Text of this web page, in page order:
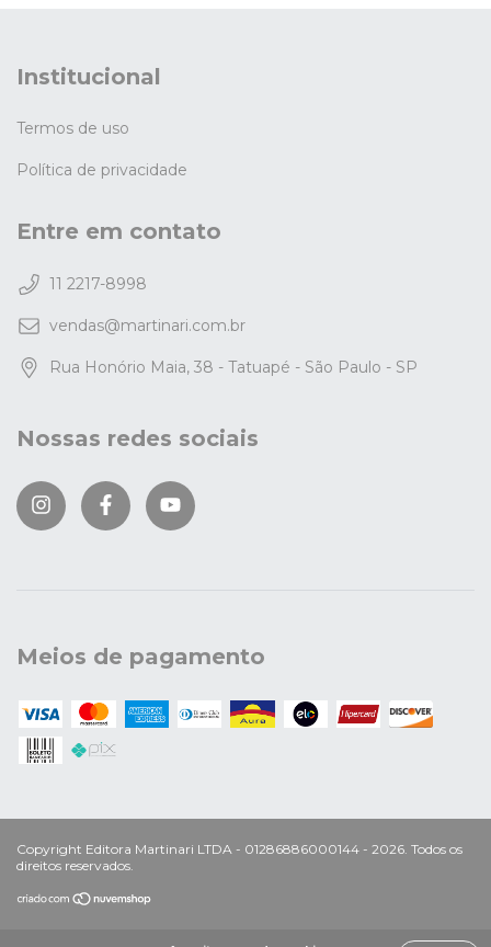
Institucional
Termos de uso
Política de privacidade
Entre em contato
11 2217-8998
vendas@martinari.com.br
Rua Honório Maia, 38 - Tatuapé - São Paulo - SP
Nossas redes sociais
Meios de pagamento
Copyright Editora Martinari LTDA - 01286886000144 - 2026. Todos os
direitos reservados.